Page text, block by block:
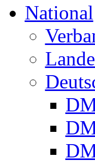
National